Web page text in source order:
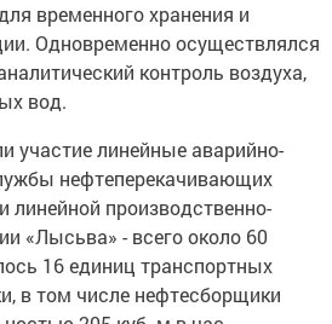
временного хранения и
Одновременно осуществлялся
контроль воздуха,
вод.
участие линейные аварийно-
нефтеперекачивающих
линейной производственно-
«Лысьва» - всего около 60
16 единиц транспортных
в том числе нефтесборщики